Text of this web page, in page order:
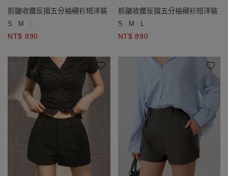
抓皺收腰反摺五分袖襯衫短洋裝
S M L
NT$ 890
抓皺收腰反摺五分袖襯衫短洋裝
S M L
NT$ 890